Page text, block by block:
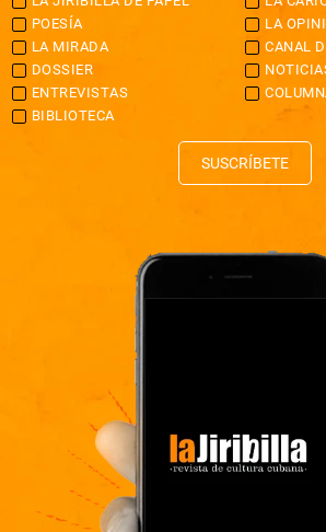
POESÍA
LA
LA MIRADA
CANAL
DOSSIER
ENTREVISTAS
BIBLIOTECA
SUSCRÍBETE